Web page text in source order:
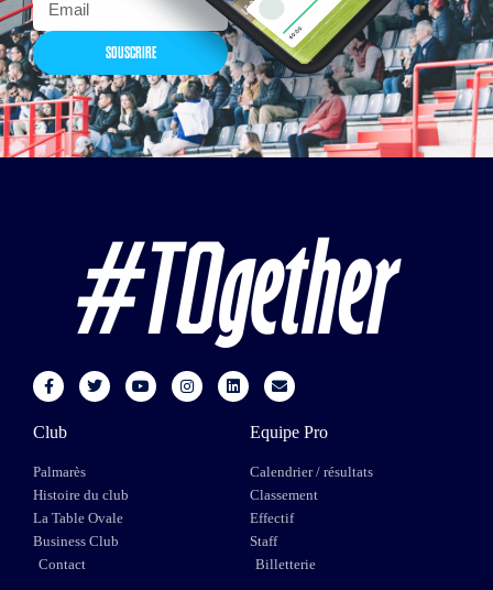
SOUSCRIRE
Club
Palmarès
Histoire du club
La Table Ovale
Business Club
Contact
Equipe Pro
Calendrier / résultats
Classement
Effectif
Staff
Billetterie